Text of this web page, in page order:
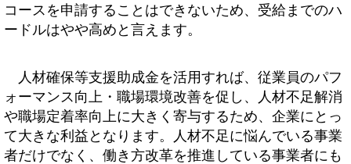
コースを申請することはできないため、受給までのハ
ードルはやや高めと言えます。
人材確保等支援助成金を活用すれば、従業員のパフ
ォーマンス向上・職場環境改善を促し、人材不足解消
や職場定着率向上に大きく寄与するため、企業にとっ
て大きな利益となります。人材不足に悩んでいる事業
者だけでなく、働き方改革を推進している事業者にも